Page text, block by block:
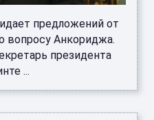
предложений от
вопросу Анкориджа.
президента
...